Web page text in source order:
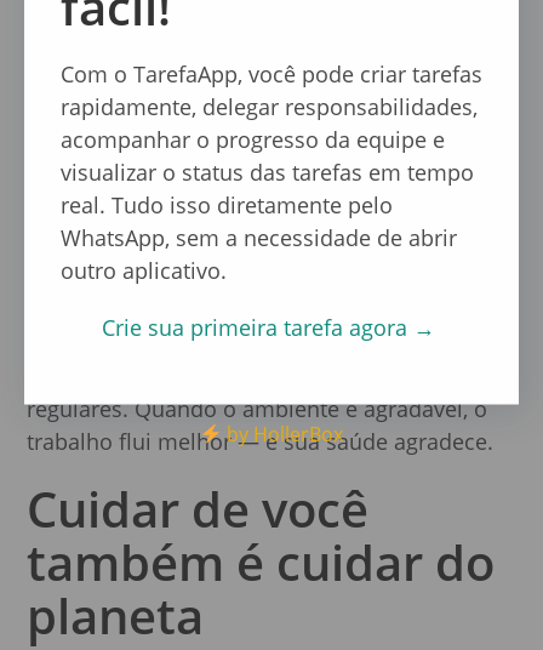
usadas para
autocuidado ou lazer
Além disso, o trabalho remoto reduz o
consumo de combustíveis fósseis, impressões
desnecessárias e outros impactos ambientais.
Mas atenção:trabalhar de casa exige disciplina
e autogestão. Crie um ambiente dedicado ao
trabalho, mantenha uma rotina estável e evite
distrações.
Um home office sustentável também envolve
regulares. Quando o ambiente é agradável, o
trabalho flui melhor — e sua saúde agradece.
Cuidar de você
também é cuidar do
planeta
Com o TarefaApp, você pode criar tarefas
rapidamente, delegar responsabilidades,
acompanhar o progresso da equipe e
visualizar o status das tarefas em tempo
real. Tudo isso diretamente pelo
WhatsApp, sem a necessidade de abrir
outro aplicativo.
Crie sua primeira tarefa agora →
by HollerBox